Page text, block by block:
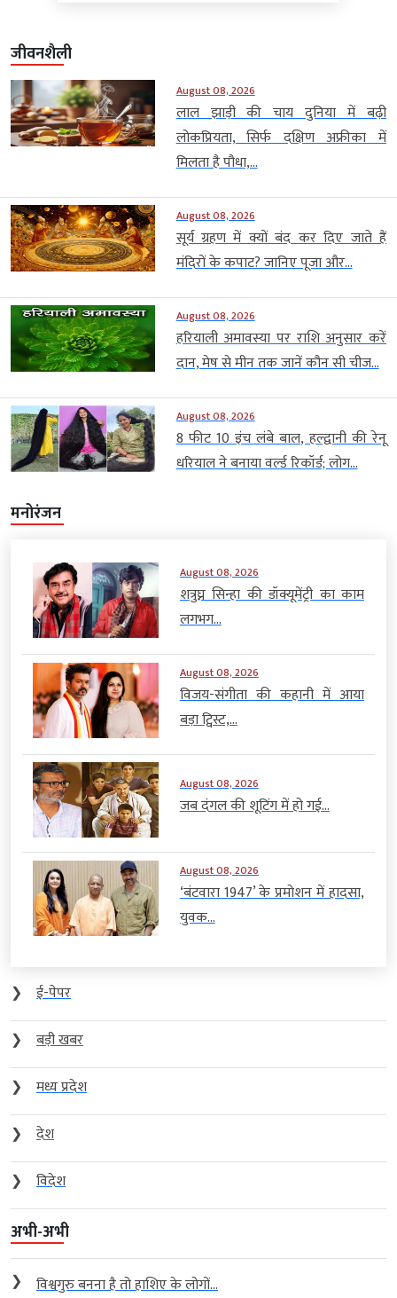
जीवनशैली
August 08, 2026
लाल झाड़ी की चाय दुनिया में बढ़ी
लोकप्रियता, सिर्फ दक्षिण अफ्रीका में
मिलता है पौधा,...
August 08, 2026
सूर्य ग्रहण में क्यों बंद कर दिए जाते हैं
मंदिरों के कपाट? जानिए पूजा और...
August 08, 2026
हरियाली अमावस्या पर राशि अनुसार करें
दान, मेष से मीन तक जानें कौन सी चीज...
August 08, 2026
8 फीट 10 इंच लंबे बाल, हल्द्वानी की रेनू
धरियाल ने बनाया वर्ल्ड रिकॉर्ड; लोग...
मनोरंजन
August 08, 2026
शत्रुघ्न सिन्हा की डॉक्यूमेंट्री का काम
लगभग...
August 08, 2026
विजय-संगीता की कहानी में आया
बड़ा ट्विस्ट,...
August 08, 2026
जब दंगल की शूटिंग में हो गई...
August 08, 2026
‘बंटवारा 1947’ के प्रमोशन में हादसा,
युवक...
❯
ई-पेपर
❯
बड़ी खबर
❯
मध्य प्रदेश
❯
देश
❯
विदेश
अभी-अभी
❯ विश्वगुरु बनना है तो हाशिए के लोगों...